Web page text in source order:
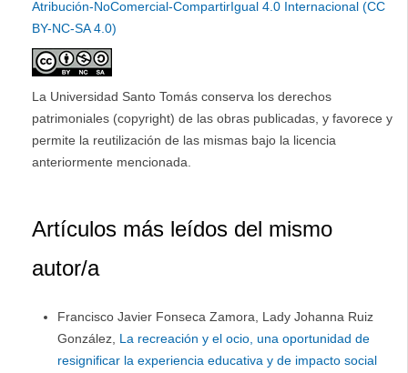
Atribución-NoComercial-CompartirIgual 4.0 Internacional (CC
BY-NC-SA 4.0)
La Universidad Santo Tomás conserva los derechos
patrimoniales (copyright) de las obras publicadas, y favorece y
permite la reutilización de las mismas bajo la licencia
anteriormente mencionada.
Artículos más leídos del mismo
autor/a
Francisco Javier Fonseca Zamora, Lady Johanna Ruiz
González, La recreación y el ocio, una oportunidad de
resignificar la experiencia educativa y de impacto social